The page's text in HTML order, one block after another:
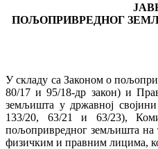
ПОЉОПРИВРЕДНОГ
У складу са Законом о
80/17 и 95/18-др закон) и
земљишта у државној
133/20, 63/21 и 63/23),
пољопривредног земљишта на
физичким и правним лицима,